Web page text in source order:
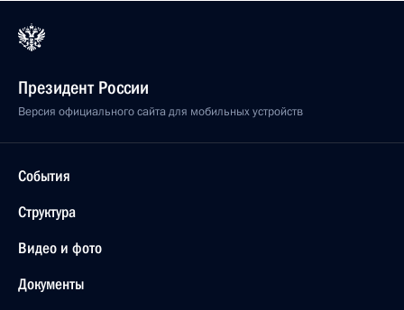
Президент России
Версия официального сайта для мобильных устройств
События
Структура
Видео и фото
Документы